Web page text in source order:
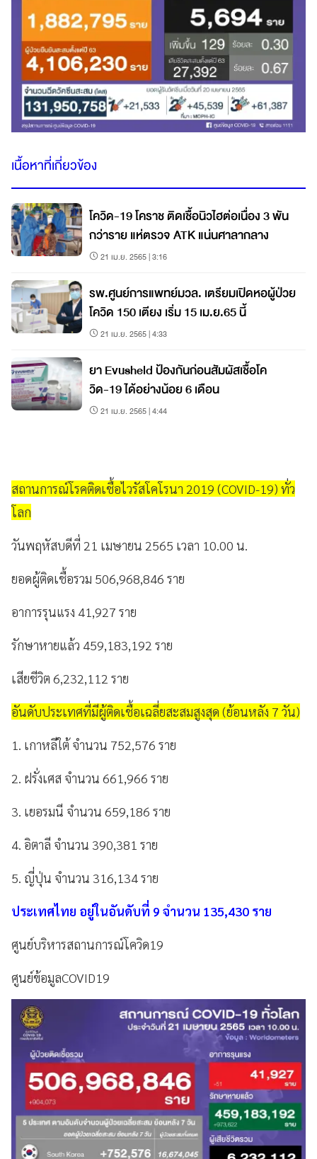
เนื้อหาที่เกี่ยวข้อง
โควิด-19 โคราช ติดเชื้อนิวไฮต่อเนื่อง 3 พัน
กว่าราย แห่ตรวจ ATK แน่นศาลากลาง
21 เม.ย. 2565 | 3:16
รพ.ศูนย์การแพทย์มวล. เตรียมเปิดหอผู้ป่วย
โควิด 150 เตียง เริ่ม 15 เม.ย.65 นี้
21 เม.ย. 2565 | 4:33
ยา Evusheld ป้องกันก่อนสัมผัสเชื้อโค
วิด-19 ได้อย่างน้อย 6 เดือน
21 เม.ย. 2565 | 4:44
สถานการณ์โรคติดเชื้อไวรัสโคโรนา 2019 (COVID-19) ทั่ว
โลก
วันพฤหัสบดีที่ 21 เมษายน 2565 เวลา 10.00 น.
ยอดผู้ติดเชื้อรวม 506,968,846 ราย
อาการรุนแรง 41,927 ราย
รักษาหายแล้ว 459,183,192 ราย
เสียชีวิต 6,232,112 ราย
อันดับประเทศที่มีผู้ติดเชื้อเฉลี่ยสะสมสูงสุด (ย้อนหลัง 7 วัน)
1. เกาหลีใต้ จำนวน 752,576 ราย
2. ฝรั่งเศส จำนวน 661,966 ราย
3. เยอรมนี จำนวน 659,186 ราย
4. อิตาลี จำนวน 390,381 ราย
5. ญี่ปุ่น จำนวน 316,134 ราย
ประเทศไทย อยู่ในอันดับที่ 9 จำนวน 135,430 ราย
ศูนย์บริหารสถานการณ์โควิด19
ศูนย์ข้อมูลCOVID19